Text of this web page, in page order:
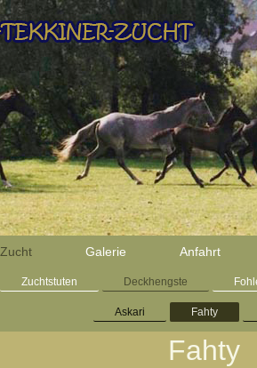
Zucht Galerie Anfahrt
Zuchtstuten Deckhengste
Askari Fahty
Fahty